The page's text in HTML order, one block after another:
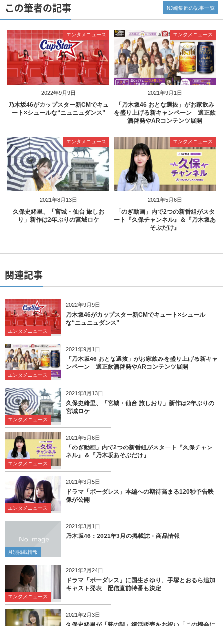
この筆者の記事
2022年9月9日
エンタメニュース
乃木坂46がカップスター新CMでキュ
ート×シュールな“ニュニュダンス”
2021年9月1日
エンタメニュース
「乃木坂46 おとな選抜」がお家飲み
を盛り上げる新キャンペーン 適正飲
酒啓発やARコンテンツ展開
2021年8月13日
エンタメニュース
久保史緒里、「宮城・仙台 旅しお
り」新作は2年ぶりの宮城ロケ
2021年5月6日
エンタメニュース
「のぎ動画」内で2つの新番組がスタ
ート『久保チャンネル』＆『乃木坂あ
そぶだけ』
NJ編集部の記事一覧
関連記事
2022年9月9日
エンタメニュース
乃木坂46がカップスター新CMでキュート×シュール
な“ニュニュダンス”
2021年9月1日
エンタメニュース
「乃木坂46 おとな選抜」がお家飲みを盛り上げる新キャ
ンペーン 適正飲酒啓発やARコンテンツ展開
2021年8月13日
エンタメニュース
久保史緒里、「宮城・仙台 旅しおり」新作は2年ぶりの
宮城ロケ
2021年5月6日
エンタメニュース
「のぎ動画」内で2つの新番組がスタート『久保チャン
ネル』＆『乃木坂あそぶだけ』
2021年3月5日
エンタメニュース
ドラマ「ボーダレス」本編への期待高まる120秒予告映
像が公開
2021年3月1日
月別掲載情報
乃木坂46：2021年3月の掲載誌・商品情報
2021年2月24日
エンタメニュース
ドラマ「ボーダレス」に国生さゆり、手塚とおるら追加
キャスト発表 配信直前特番も決定
2021年2月3日
久保史緒里が「萩の調」復活販売をお祝い「この機会に